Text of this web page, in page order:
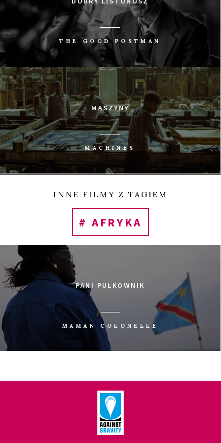
Tweetnij Udostępnij Udostępnij Przypnij
THE GOOD POSTMAN
MASZYNY
MACHINES
INNE FILMY Z TAGIEM
# AFRYKA
PANI PUŁKOWNIK
MAMAN COLONELLE